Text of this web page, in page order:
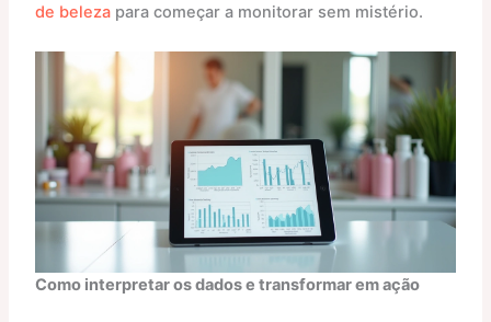
de belezapara começar a monitorar sem mistério.
Como interpretar os dados e transformar em ação